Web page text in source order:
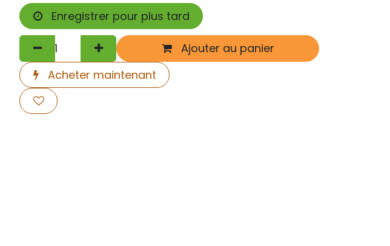
Enregistrer pour plus tard
Ajouter au panier
Acheter maintenant